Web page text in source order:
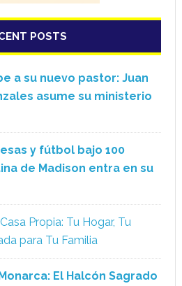
POSTS
a su nuevo pastor: Juan
asume su ministerio
y fútbol bajo 100
de Madison entra en su
Propia: Tu Hogar, Tu
para Tu Familia
El Halcón Sagrado